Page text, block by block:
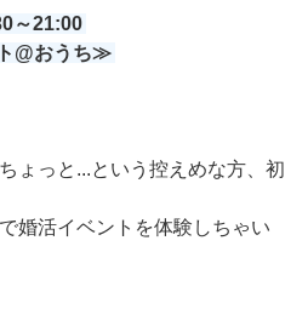
～21:00
@おうち≫
ょっと...という控えめな方、初
婚活イベントを体験しちゃい